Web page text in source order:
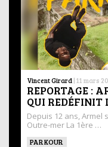
Vincent Girard | 11 mars
REPORTAGE :
QUI REDÉFINIT
Depuis 12 ans, Armel
Outre-mer La 1ère …
PARKOUR